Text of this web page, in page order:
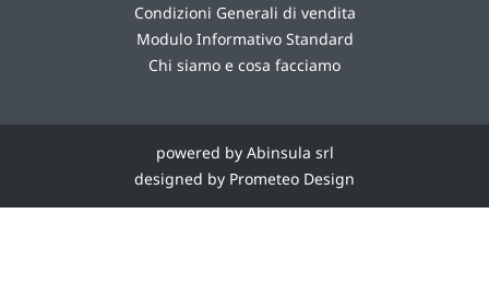
Condizioni Generali di vendita
Modulo Informativo Standard
Chi siamo e cosa facciamo
powered by Abinsula srl
designed by Prometeo Design